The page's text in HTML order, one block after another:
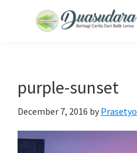
Balik
Lensa
purple-sunset
December 7, 2016 by Prasetyo